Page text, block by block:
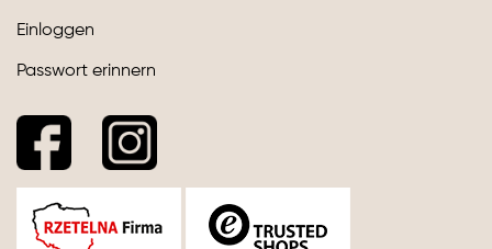
Einloggen
Passwort erinnern